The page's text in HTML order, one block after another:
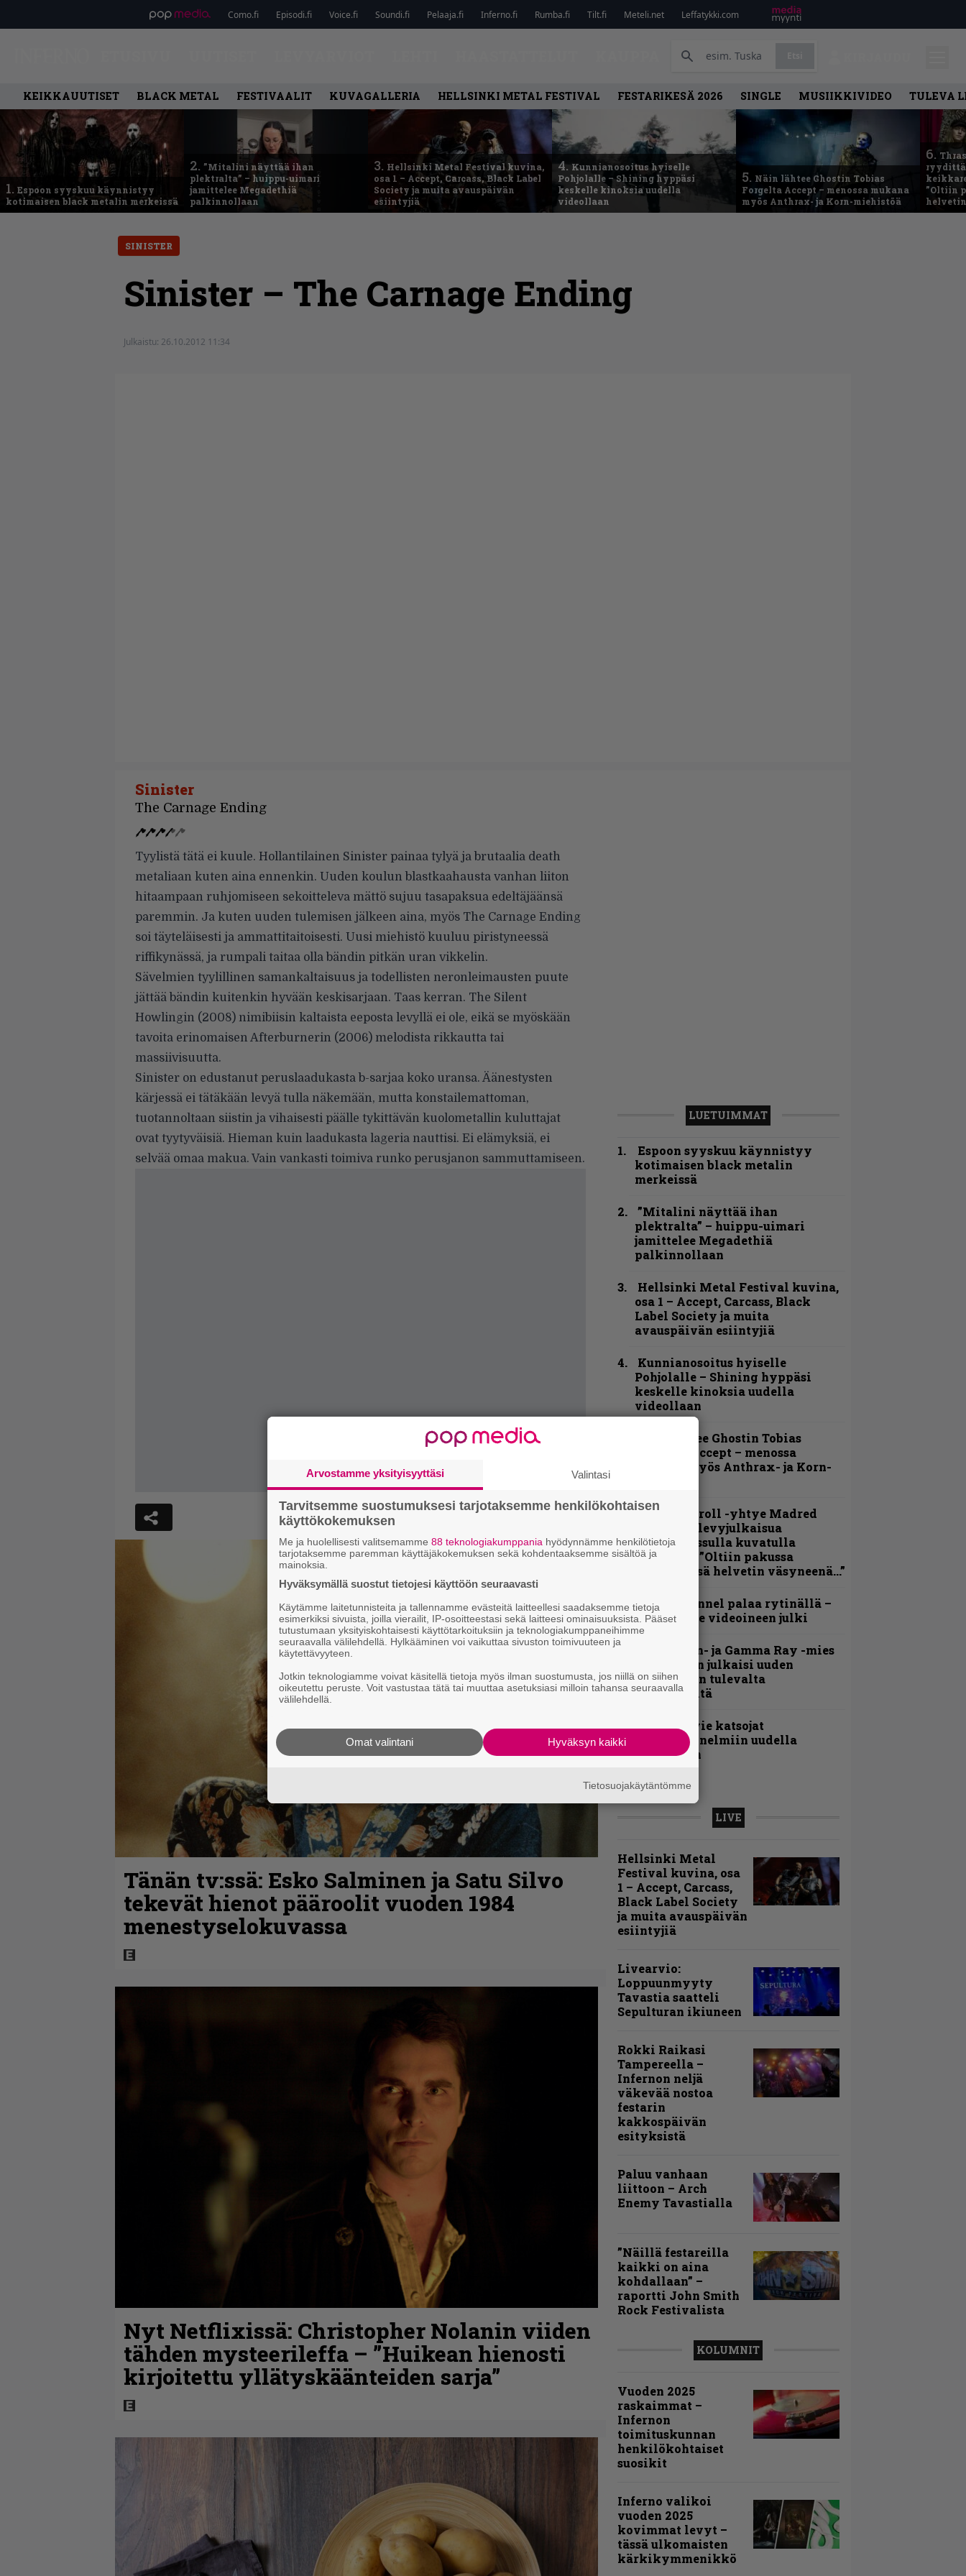
Como.fi Episodi.fi Voice.fi Soundi.fi Pelaaja.fi Inferno.fi Rumba.fi Tilt.fi Meteli.net Leffatykki.com
KEIKKAUUTISET BLACK METAL FESTIVAALIT KUVAGALLERIA HELLSINKI METAL FESTIVAL FESTARIKESÄ 2026 SINGLE MUSIIKKIVIDEO TULEVA
1. Espoon syyskuu käynnistyy
kotimaisen black metalin merkeissä
2. ”Mitalini näyttää ihan
plektralta” – huippu-uimari
jamittelee Megadethiä
palkinnollaan
3. Hellsinki Metal Festival kuvina,
osa 1 – Accept, Carcass, Black Label
Society ja muita avauspäivän
esiintyjiä
4. Kunnianosoitus hyiselle
Pohjolalle – Shining hyppäsi
keskelle kinoksia uudella
videollaan
5. Näin lähtee Ghostin Tobias
Forgelta Accept – menossa mukana
myös Anthrax- ja Korn-miehistöä
6.
”Oltiin
SINISTER
Sinister – The Carnage Ending
Julkaistu: 26.10.2012 11:34
Sinister
The Carnage Ending
Tyylistä tätä ei kuule. Hollantilainen Sinister painaa tylyä ja brutaalia death
metaliaan kuten aina ennenkin. Uuden koulun blastkaahausta vanhan liiton
hitaampaan ruhjomiseen sekoitteleva mättö sujuu tasapaksua edeltäjäänsä
paremmin. Ja kuten uuden tulemisen jälkeen aina, myös The Carnage Ending
soi täyteläisesti ja ammattitaitoisesti. Uusi miehistö kuuluu piristyneessä
riffikynässä, ja rumpali taitaa olla bändin pitkän uran vikkelin.
Sävelmien tyylillinen samankaltaisuus ja todellisten neronleimausten puute
jättää bändin kuitenkin hyvään keskisarjaan. Taas kerran. The Silent
Howlingin (2008) nimibiisin kaltaista eeposta levyllä ei ole, eikä se myöskään
tavoita erinomaisen Afterburnerin (2006) melodista rikkautta tai
massiivisuutta.
Sinister on edustanut peruslaadukasta b-sarjaa koko uransa. Äänestysten
kärjessä ei tätäkään levyä tulla näkemään, mutta konstailemattoman,
tuotannoltaan siistin ja vihaisesti päälle tykittävän kuolometallin kuluttajat
ovat tyytyväisiä. Hieman kuin laadukasta lageria nauttisi. Ei elämyksiä, ei
selvää omaa makua. Vain vankasti toimiva runko perusjanon sammuttamiseen.
Tänän tv:ssä: Esko Salminen ja Satu Silvo
tekevät hienot pääroolit vuoden 1984
menestyselokuvassa
Nyt Netflixissä: Christopher Nolanin viiden
tähden mysteerileffa – ”Huikean hienosti
kirjoitettu yllätyskäänteiden sarja”
LUETUIMMAT
Espoon syyskuu käynnistyy
kotimaisen black metalin
merkeissä
”Mitalini näyttää ihan
plektralta” – huippu-uimari
jamittelee Megadethiä
palkinnollaan
Hellsinki Metal Festival kuvina,
osa 1 – Accept, Carcass, Black
Label Society ja muita
avauspäivän esiintyjiä
Kunnianosoitus hyiselle
Pohjolalle – Shining hyppäsi
keskelle kinoksia uudella
videollaan
Näin lähtee Ghostin Tobias
Forgelta Accept – menossa
mukana myös Anthrax- ja Korn-
Thrash ’n’ roll -yhtye Madred
ryydittää levyjulkaisua
keikkareissulla kuvatulla
videolla – ”Oltiin pakussa
kusihädässä helvetin väsyneenä…”
Blind Channel palaa rytinällä –
tuplasingle videoineen julki
Helloween- ja Gamma Ray -mies
Kai Hansen julkaisi uuden
maistiaisen tulevalta
soololevyltä
Anthrax vie katsojat
keikkatunnelmiin uudella
videollaan
LIVE
Hellsinki Metal
Festival kuvina, osa
1 – Accept, Carcass,
Black Label Society
ja muita avauspäivän
esiintyjiä
Livearvio:
Loppuunmyyty
Tavastia saatteli
Sepulturan ikiuneen
Rokki Raikasi
Tampereella –
Infernon neljä
väkevää nostoa
festarin
kakkospäivän
esityksistä
Paluu vanhaan
liittoon – Arch
Enemy Tavastialla
”Näillä festareilla
kaikki on aina
kohdallaan” –
raportti John Smith
Rock Festivalista
KOLUMNIT
Vuoden 2025
raskaimmat –
Infernon
toimituskunnan
henkilökohtaiset
suosikit
Inferno valikoi
vuoden 2025
kovimmat levyt –
tässä ulkomaisten
kärkikymmenikkö
Arvostamme yksityisyyttäsi Valintasi
Tarvitsemme suostumuksesi tarjotaksemme henkilökohtaisen
käyttökokemuksen
Me ja huolellisesti valitsemamme 88 teknologiakumppania hyödynnämme henkilötietoja
tarjotaksemme paremman käyttäjäkokemuksen sekä kohdentaaksemme sisältöä ja
mainoksia.
Hyväksymällä suostut tietojesi käyttöön seuraavasti
Käytämme laitetunnisteita ja tallennamme evästeitä laitteellesi saadaksemme tietoja
esimerkiksi sivuista, joilla vierailit, IP-osoitteestasi sekä laitteesi ominaisuuksista. Pääset
tutustumaan yksityiskohtaisesti käyttötarkoituksiin ja teknologiakumppaneihimme
seuraavalla välilehdellä. Hylkääminen voi vaikuttaa sivuston toimivuuteen ja
käytettävyyteen.
Jotkin teknologiamme voivat käsitellä tietoja myös ilman suostumusta, jos niillä on siihen
oikeutettu peruste. Voit vastustaa tätä tai muuttaa asetuksiasi milloin tahansa seuraavalla
välilehdellä.
Hyväksyn kaikki
Omat valintani
Tietosuojakäytäntömme